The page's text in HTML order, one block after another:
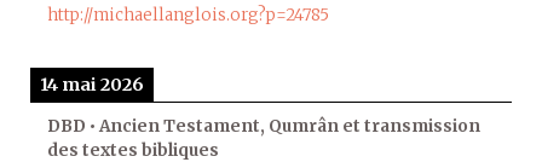
http://michaellanglois.org?p=24785
14 mai 2026
DBD • Ancien Testament, Qumrân et transmission
des textes bibliques